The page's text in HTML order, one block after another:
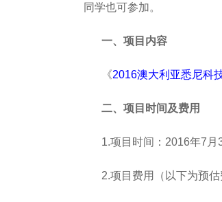
同学也可参加。
一、项目内容
《2016澳大利亚悉尼科
二、项目时间及费用
1.项目时间：2016年7月
2.项目费用（以下为预